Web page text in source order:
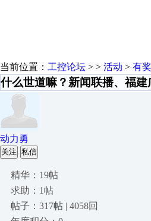
当前位置： 工控论坛 > > 活动 > 有
什么世道嘛？新闻联播、福
动力勇
关注 私信
精华：19帖
求助：1帖
帖子：317帖 | 4058回